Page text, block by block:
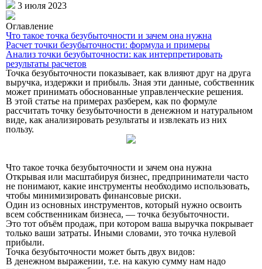
3 июля 2023
Оглавление
Что такое точка безубыточности и зачем она нужна
Расчет точки безубыточности: формула и примеры
Анализ точки безубыточности: как интерпретировать
результаты расчетов
Точка безубыточности показывает, как влияют друг на друга
выручка, издержки и прибыль. Зная эти данные, собственник
может принимать обоснованные управленческие решения.
В этой статье на примерах разберем, как по формуле
рассчитать точку безубыточности в денежном и натуральном
виде, как анализировать результаты и извлекать из них
пользу.
Что такое точка безубыточности и зачем она нужна
Открывая или масштабируя бизнес, предприниматели часто
не понимают, какие инструменты необходимо использовать,
чтобы минимизировать финансовые риски.
Один из основных инструментов, который нужно освоить
всем собственникам бизнеса, — точка безубыточности.
Это тот объём продаж, при котором ваша выручка покрывает
только ваши затраты. Иными словами, это точка нулевой
прибыли.
Точка безубыточности может быть двух видов:
В денежном выражении, т.е. на какую сумму нам надо